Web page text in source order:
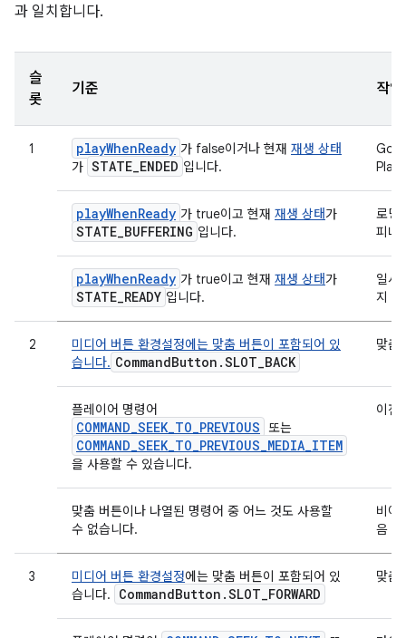
과 일치합니다.
슬
롯
기준 작업
1 playWhenReady 가 false이거나 현재 재생 상태
가 STATE_ENDED 입니다.
Play
playWhenReady 가 true이고 현재 재생 상태가
STATE_BUFFERING 입니다.
로딩
피너
playWhenReady 가 true이고 현재 재생 상태가
STATE_READY 입니다.
일시
지
2
미디어 버튼 환경설정에는 맞춤 버튼이 포함되어 있
습니다. CommandButton .SLOT_BACK
맞춤
플레이어 명령어
COMMAND_SEEK_TO_PREVIOUS 또는
COMMAND_SEEK_TO_PREVIOUS_MEDIA_ITEM
을 사용할 수 있습니다.
이전
맞춤 버튼이나 나열된 명령어 중 어느 것도 사용할
수 없습니다.
비어
음
3 미디어 버튼 환경설정에는 맞춤 버튼이 포함되어 있
습니다.
CommandButton .SLOT_FORWARD
맞춤